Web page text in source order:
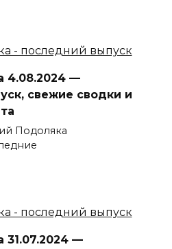
4.08.2024 —
свежие сводки и
Подоляка
—